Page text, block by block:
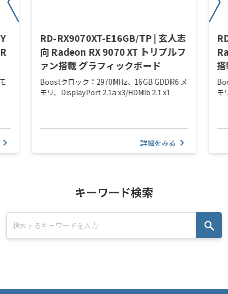
RD-RX9070XT-E16GB/TP | 玄人志
向 Radeon RX 9070 XT トリプルフ
ァン搭載 グラフィックボード
Boostクロック：2970MHz、16GB GDDR6 メ
モリ、DisplayPort 2.1a x3/HDMIb 2.1 x1
詳細をみる
モ
キーワード検索